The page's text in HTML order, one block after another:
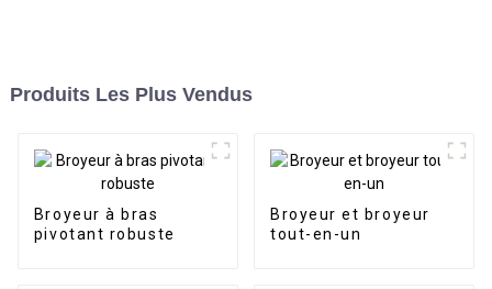
Produits Les Plus Vendus
Broyeur à bras
pivotant robuste
Broyeur et broyeur
tout-en-un